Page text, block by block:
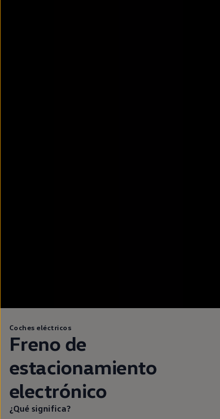
Coches eléctricos
Freno de
estacionamiento
electrónico
¿Qué significa?